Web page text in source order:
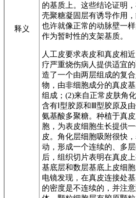
释义
的基质上。这些结论证明
壳聚糖凝固层有诱导作用
也许就像正常的动脉壁一
作为暂时性的支架基质。
人工皮要求表皮和真皮相
疗严重烧伤病人提供适宜
造了一个由两层组成的复
物，由非细胞成分的真皮
组成；(2)来自正常皮肤角
含有Ⅰ型胶原和Ⅲ型胶原及
氨基酸多聚糖。种植于真
胞，为表皮细胞生长提供
皮。角化层细胞吸附很快
动，形成一个连续的、多
后，组织切片表明在真皮
基底层和数层基底上皮细
电镜发现，在真皮连接处
的密度是不连续的，并注